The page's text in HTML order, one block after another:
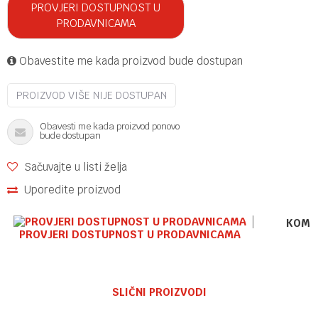
PROVJERI DOSTUPNOST U
PRODAVNICAMA
Obavestite me kada proizvod bude dostupan
PROIZVOD VIŠE NIJE DOSTUPAN
Obavesti me kada proizvod ponovo
bude dostupan
Sačuvajte u listi želja
Uporedite proizvod
PROVJERI DOSTUPNOST U PRODAVNICAMA
SLIČNI PROIZVODI